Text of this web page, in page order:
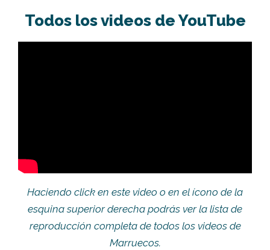
Todos los videos de YouTube
Haciendo click en este video o en el ícono de la
esquina superior derecha podrás ver la lista de
reproducción completa de todos los videos de
Marruecos.